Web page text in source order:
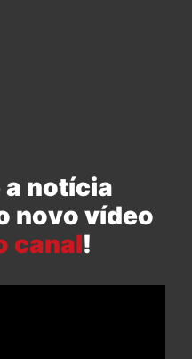
a notícia
novo vídeo
canal!